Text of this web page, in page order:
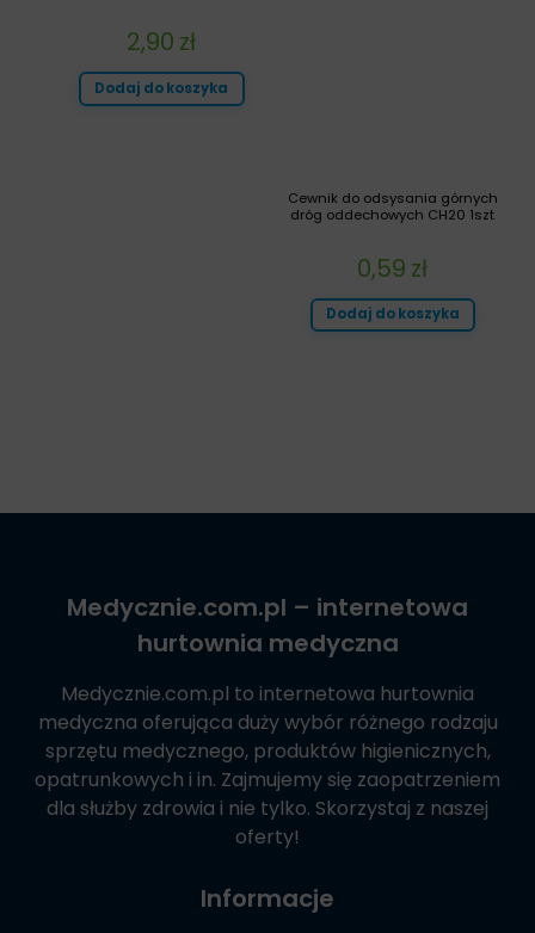
2,90 zł
Dodaj do koszyka
Cewnik do odsysania górnych
dróg oddechowych CH20 1szt
0,59 zł
Dodaj do koszyka
Medycznie.com.pl – internetowa
hurtownia medyczna
Medycznie.com.pl to internetowa hurtownia
medyczna oferująca duży wybór różnego rodzaju
sprzętu medycznego, produktów higienicznych,
opatrunkowych i in. Zajmujemy się zaopatrzeniem
dla służby zdrowia i nie tylko. Skorzystaj z naszej
oferty!
Informacje